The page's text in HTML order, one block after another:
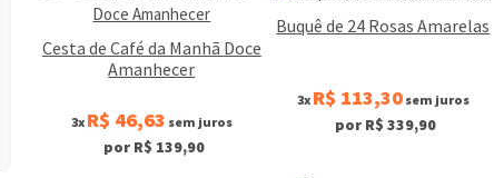
Cesta de Café da Manhã Doce
Amanhecer
3x R$ 46,63 sem juros
por R$ 139,90
Buquê de 24 Rosas Amarelas
3x R$ 113,30sem juros
por R$ 339,90